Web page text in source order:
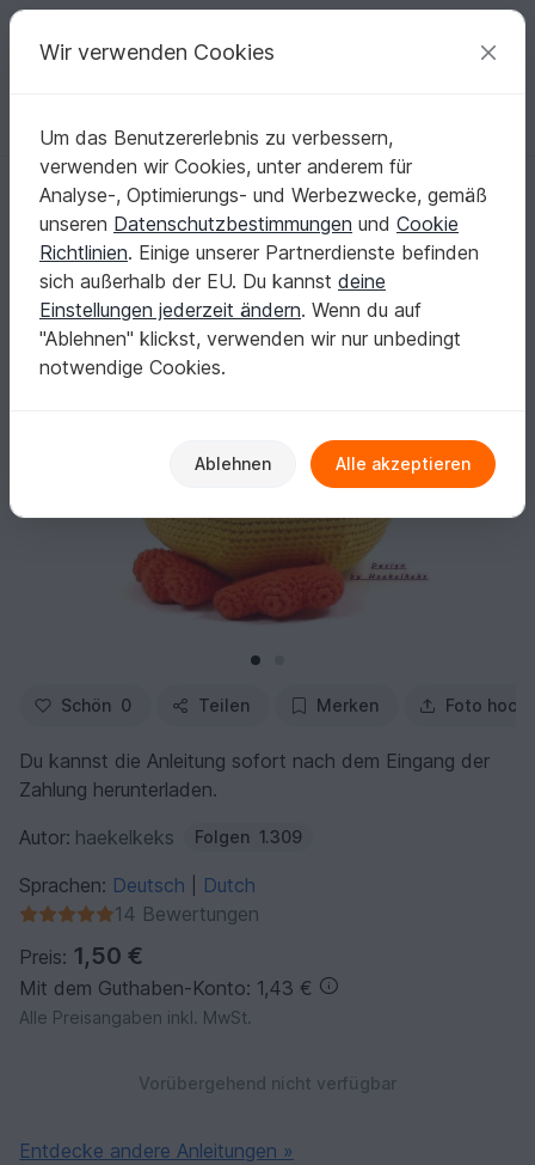
Deine kreativen Ideen
Deutsch | € (EUR) einloggen Kostenlos registrieren
Startseite Häkeln Festlichkeiten Ostern
Küken Piepsi -- Häkelanleitung von Haekelkeks®
Küken Piepsi -- Häkelanleitung von
Haekelkeks®
Schön 0 Teilen Merken Foto
Du kannst die Anleitung sofort nach dem Eingang der
Zahlung herunterladen.
Autor: haekelkeks Folgen 1.309
Sprachen: Deutsch
Dutch
14 Bewertungen
Preis: 1,50 €
Mit dem Guthaben-Konto: 1,43 €
Alle Preisangaben inkl. MwSt.
Vorübergehend nicht verfügbar
Entdecke andere Anleitungen »
Wir verwenden Cookies
Um das Benutzererlebnis zu verbessern,
verwenden wir Cookies, unter anderem für
Analyse-, Optimierungs- und Werbezwecke, gemäß
unseren Datenschutzbestimmungen und Cookie
Richtlinien. Einige unserer Partnerdienste befinden
sich außerhalb der EU. Du kannst deine
Einstellungen jederzeit ändern. Wenn du auf
"Ablehnen" klickst, verwenden wir nur unbedingt
notwendige Cookies.
Ablehnen Alle akzeptieren